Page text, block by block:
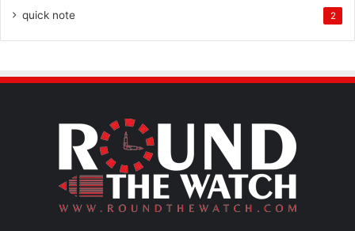
quick note 2